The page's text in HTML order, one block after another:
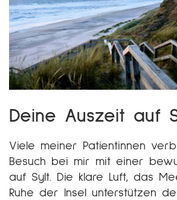
Deine Auszeit auf
Viele meiner Patientinnen
Besuch bei mir mit einer
auf Sylt. Die klare Luft, das
Ruhe der Insel unterstützen